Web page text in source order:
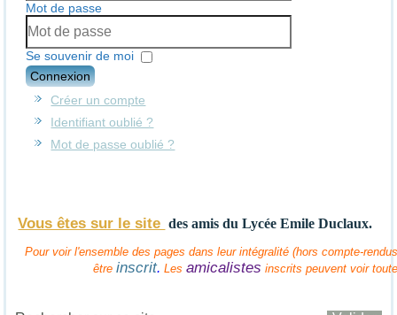
Mot de passe
Se souvenir de moi
Connexion
Créer un compte
Identifiant oublié ?
Mot de passe oublié ?
Vous êtes sur le site des amis du Lycée Emile Duclaux.
Pour voir l'ensemble des pages dans leur intégralité (hors compte-
être inscrit. Les amicalistes inscrits peuvent voir